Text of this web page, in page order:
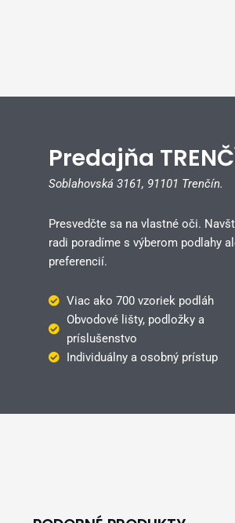
Predajňa
Soblahovská 3161, 91101 Trenčín.
Presvedčte sa na vlastné oči.
radi poradíme s výberom podlahy
preferencií.
Viac ako 700 vzoriek podláh
Obvodové lišty, podložky a
príslušenstvo
Individuálny a osobný prístup